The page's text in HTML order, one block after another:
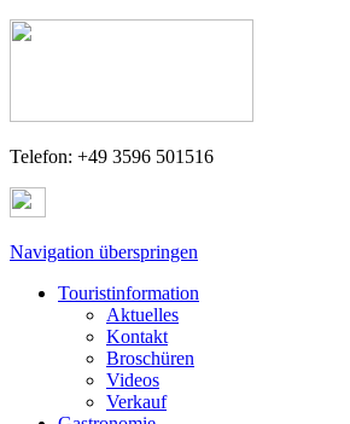
Telefon: +49 3596 501516
Navigation überspringen
Touristinformation
Aktuelles
Kontakt
Broschüren
Videos
Verkauf